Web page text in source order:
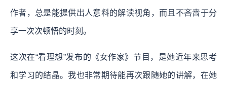
作者，总是能提供出人意料的解读视角，而且不吝啬于分
享一次次顿悟的时刻。
这次在“看理想”发布的《女作家》节目，是她近年来思考
和学习的结晶。我也非常期待能再次跟随她的讲解，在她